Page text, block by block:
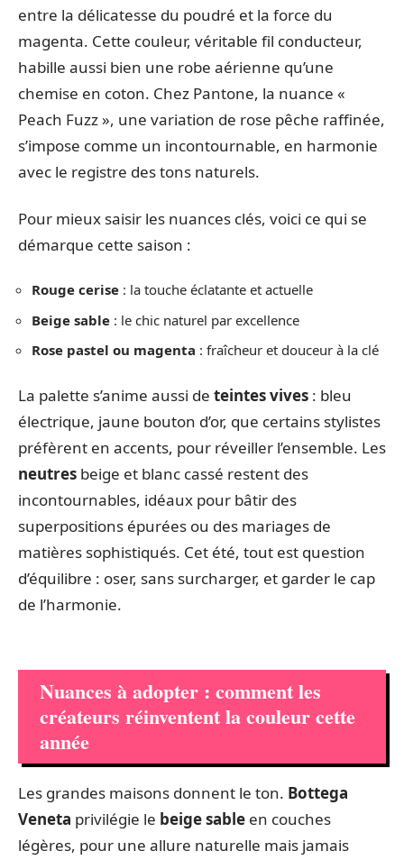
entre la délicatesse du poudré et la force du
magenta. Cette couleur, véritable fil conducteur,
habille aussi bien une robe aérienne qu’une
chemise en coton. Chez Pantone, la nuance «
Peach Fuzz », une variation de rose pêche raffinée,
s’impose comme un incontournable, en harmonie
avec le registre des tons naturels.
Pour mieux saisir les nuances clés, voici ce qui se
démarque cette saison :
Rouge cerise : la touche éclatante et actuelle
Beige sable : le chic naturel par excellence
Rose pastel ou magenta : fraîcheur et douceur à la clé
La palette s’anime aussi de teintes vives : bleu
électrique, jaune bouton d’or, que certains stylistes
préfèrent en accents, pour réveiller l’ensemble. Les
neutres beige et blanc cassé restent des
incontournables, idéaux pour bâtir des
superpositions épurées ou des mariages de
matières sophistiqués. Cet été, tout est question
d’équilibre : oser, sans surcharger, et garder le cap
de l’harmonie.
Nuances à adopter : comment les
créateurs réinventent la couleur cette
année
Les grandes maisons donnent le ton. Bottega
Veneta privilégie le beige sable en couches
légères, pour une allure naturelle mais jamais